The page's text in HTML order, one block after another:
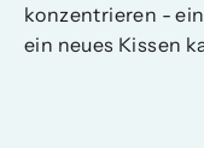
konzentrieren -
ein neues Kissen